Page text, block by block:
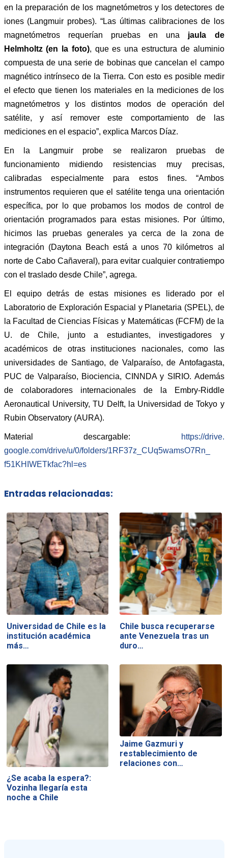
en la preparación de los magnetómetros y los detectores de
iones (Langmuir probes). “Las últimas calibraciones de los
magnetómetros requerían pruebas en una jaula de
Helmholtz(en la foto), que es una estructura de aluminio
compuesta de una serie de bobinas que cancelan el campo
magnético intrínseco de la Tierra. Con esto es posible medir
el efecto que tienen los materiales en la mediciones de los
magnetómetros y los distintos modos de operación del
satélite, y así remover este comportamiento de las
mediciones en el espacio”, explica Marcos Díaz.
En la Langmuir probe se realizaron pruebas de
funcionamiento midiendo resistencias muy precisas,
calibradas especialmente para estos fines. “Ambos
instrumentos requieren que el satélite tenga una orientación
específica, por lo que probamos los modos de control de
orientación programados para estas misiones. Por último,
hicimos las pruebas generales ya cerca de la zona de
integración (Daytona Beach está a unos 70 kilómetros al
norte de Cabo Cañaveral), para evitar cualquier contratiempo
con el traslado desde Chile”, agrega.
El equipo detrás de estas misiones es liderado por el
Laboratorio de Exploración Espacial y Planetaria (SPEL), de
la Facultad de Ciencias Físicas y Matemáticas (FCFM) de la
U. de Chile, junto a estudiantes, investigadores y
académicos de otras instituciones nacionales, como las
universidades de Santiago, de Valparaíso, de Antofagasta,
PUC de Valparaíso, Biociencia, CINNDA y SIRIO. Además
de colaboradores internacionales de la Embry-Riddle
Aeronautical University, TU Delft, la Universidad de Tokyo y
Rubin Observatory (AURA).
Material descargable:
https://drive.
google.com/drive/u/0/folders/1RF37z_CUq5wamsO7Rn_
f51KHIWETkfac?hl=es
Entradas relacionadas:
Universidad de Chile es la
institución académica
más…
Chile busca recuperarse
ante Venezuela tras un
duro…
¿Se acaba la espera?:
Vozinha llegaría esta
noche a Chile
Jaime Gazmuri y
restablecimiento de
relaciones con…